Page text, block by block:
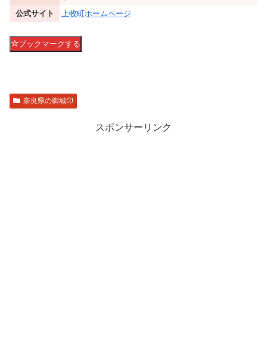
公式サイト
上牧町ホームページ
ブックマークする
奈良県の御城印
スポンサーリンク